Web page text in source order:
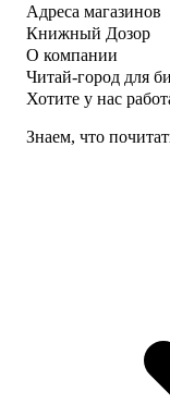
Адреса магазинов
Книжный Дозор
О компании
Читай-город для
Хотите у нас
Знаем, что